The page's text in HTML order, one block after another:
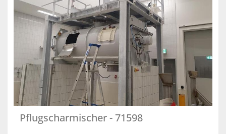
Hersteller
Pflugscharmischer - 71598